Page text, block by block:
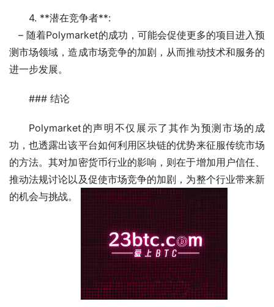
4. **潜在竞争者**:
测市场领域，造成市场竞争的加剧，从而推动技术和服务的
进一步发展。
### 结论
Polymarket的声明不仅展示了其作为预测市场的成
功，也透露出该平台如何利用区块链的优势来征服传统市场
的方法。其对加密货币行业的影响，则在于增加用户信任、
推动法规讨论以及促使市场竞争的加剧，为整个行业带来新
的机会与挑战。